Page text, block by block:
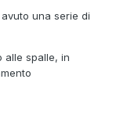
una serie di
alle spalle, in